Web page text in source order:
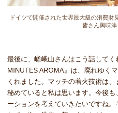
ドイツで開催された世界最大級の消費財
皆さん興味
最後に、嵯峨山さんはこう話して
MINUTES AROMA』は、廃れゆく
くれました。マッチの着火技術は
秘めていると私は思います。今後
ーションを考えていきたいですね